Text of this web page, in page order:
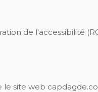
de l'accessibilité
site web